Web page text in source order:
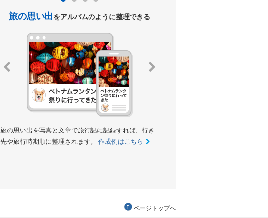
旅の思い出をアルバムのように整理できる
旅の思い出を写真と文章で旅行記に記録すれば、行き
先や旅行時期順に整理されます。 作成例はこちら
ページトップへ